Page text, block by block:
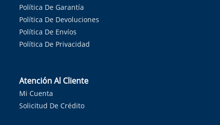
Política De Garantía
Política De Devoluciones
Política De Envíos
Política De Privacidad
Atención Al Cliente
Mi Cuenta
Solicitud De Crédito